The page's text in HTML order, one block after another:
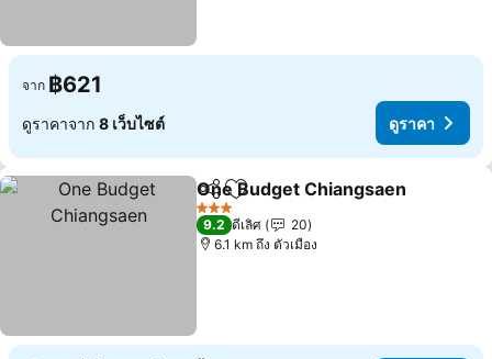
จาก ฿621
ดูราคาจาก 8 เว็บไซต์ ดูราคา
แชร์ เพิ่มในรายการโปรด
One Budget Chiangsaen
3 ดาว
9.2 ดีเลิศ
20
6.1 km ถึง ตัวเมือง